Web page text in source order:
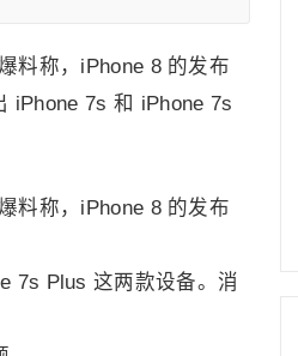
料称，iPhone 8 的发布
iPhone 7s 和 iPhone 7s
料称，iPhone 8 的发布
7s Plus 这两款设备。消